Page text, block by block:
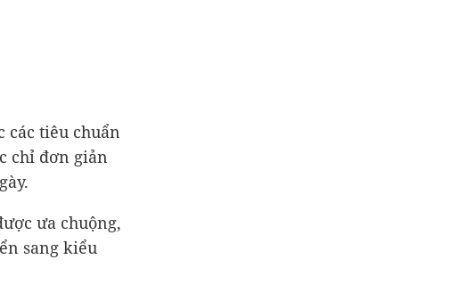
các tiêu chuẩn
chỉ đơn giản
ưa chuộng,
sang kiểu